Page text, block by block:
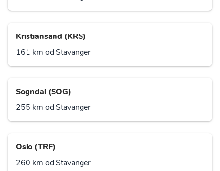
Kristiansand (KRS)
161 km od Stavanger
Sogndal (SOG)
255 km od Stavanger
Oslo (TRF)
260 km od Stavanger